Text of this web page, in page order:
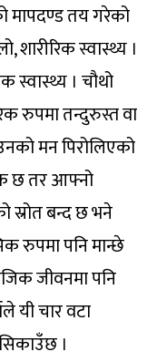
मापदण्ड तय गरेको
स्वास्थ्य ।
स्वास्थ्य । चौथो
रुपमा तन्दुरुस्त वा
मन पिरोलिएको
छ तर आफ्नो
स्रोत बन्द छ भने
रुपमा पनि मान्छे
जीवनमा पनि
यी चार वटा
।